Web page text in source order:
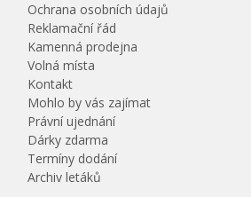
Ochrana osobních údajů
Reklamační řád
Kamenná prodejna
Volná místa
Kontakt
Mohlo by vás zajímat
Právní ujednání
Dárky zdarma
Termíny dodání
Archiv letáků